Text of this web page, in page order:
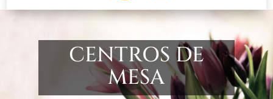
CENTROS DE
MESA